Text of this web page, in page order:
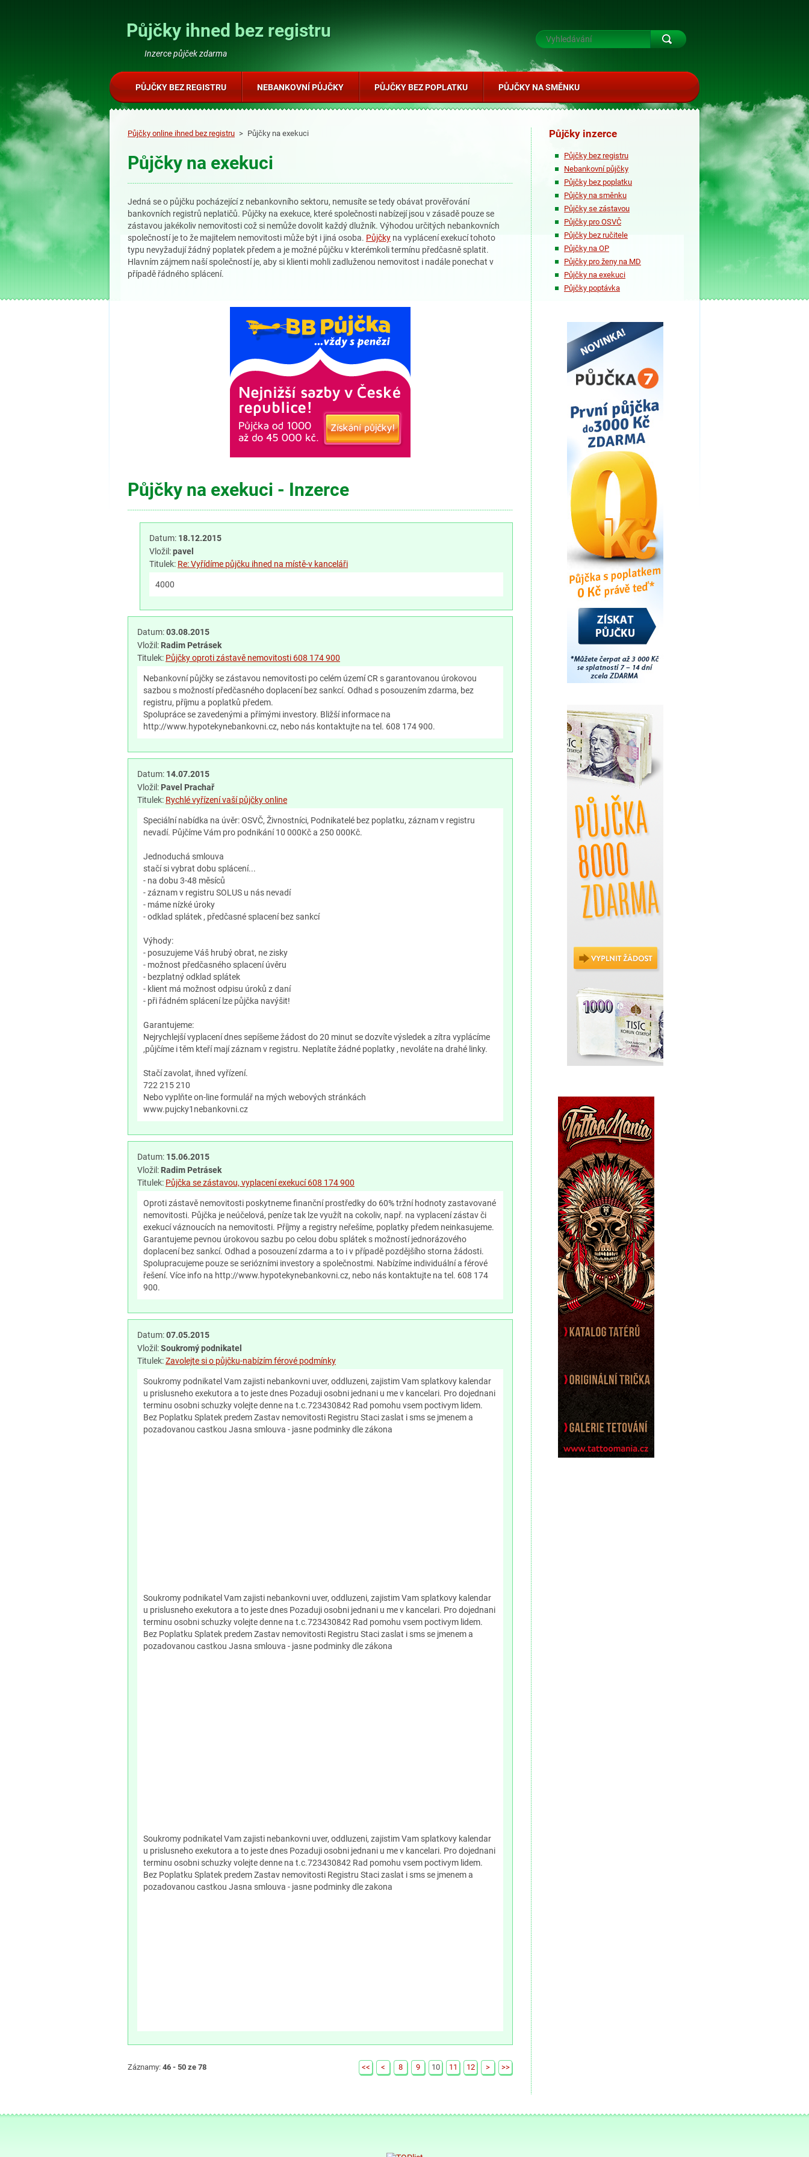
Půjčky ihned bez registru
Inzerce půjček zdarma
Půjčky online ihned bez registru > Půjčky na exekuci
Půjčky na exekuci
Jedná se o půjčku pocházející z nebankovního sektoru, nemusíte se tedy obávat prověřování
bankovních registrů neplatičů. Půjčky na exekuce, které společnosti nabízejí jsou v zásadě pouze se
zástavou jakékoliv nemovitosti což si nemůže dovolit každý dlužník. Výhodou určitých nebankovních
společností je to že majitelem nemovitosti může být i jiná osoba. Půjčky na vyplácení exekucí tohoto
typu nevyžadují žádný poplatek předem a je možné půjčku v kterémkoli termínu předčasně splatit.
Hlavním zájmem naší společností je, aby si klienti mohli zadluženou nemovitost i nadále ponechat v
případě řádného splácení.
Půjčky na exekuci - Inzerce
Datum: 18.12.2015
Vložil:pavel
Titulek: Re: Vyřídíme půjčku ihned na místě-v kanceláři
4000
Datum:03.08.2015
Vložil: Radim Petrásek
Titulek: Půjčky oproti zástavě nemovitosti 608 174 900
Nebankovní půjčky se zástavou nemovitosti po celém území CR s garantovanou úrokovou
sazbou s možností předčasného doplacení bez sankcí. Odhad s posouzením zdarma, bez
registru, příjmu a poplatků předem.
Spolupráce se zavedenými a přímými investory. Bližší informace na
http://www.hypotekynebankovni.cz, nebo nás kontaktujte na tel. 608 174 900.
Datum: 14.07.2015
Vložil: Pavel Prachař
Titulek: Rychlé vyřízení vaší půjčky online
Speciální nabídka na úvěr: OSVČ, Živnostníci, Podnikatelé bez poplatku, záznam v registru
nevadí. Půjčíme Vám pro podnikání 10 000Kč a 250 000Kč.
Jednoduchá smlouva
stačí si vybrat dobu splácení...
- na dobu 3-48 měsíců
- záznam v registru SOLUS u nás nevadí
- máme nízké úroky
- odklad splátek , předčasné splacení bez sankcí
Výhody:
- posuzujeme Váš hrubý obrat, ne zisky
- možnost předčasného splacení úvěru
- bezplatný odklad splátek
- klient má možnost odpisu úroků z daní
- při řádném splácení lze půjčka navýšit!
Garantujeme:
Nejrychlejší vyplacení dnes sepíšeme žádost do 20 minut se dozvíte výsledek a zítra vyplácíme
,půjčíme i těm kteří mají záznam v registru. Neplatíte žádné poplatky , nevoláte na drahé linky.
Stačí zavolat, ihned vyřízení.
722 215 210
Nebo vyplňte on-line formulář na mých webových stránkách
www.pujcky1nebankovni.cz
Datum: 15.06.2015
Vložil: Radim Petrásek
Titulek: Půjčka se zástavou, vyplacení exekucí 608 174 900
Oproti zástavě nemovitosti poskytneme finanční prostředky do 60% tržní hodnoty zastavované
nemovitosti. Půjčka je neúčelová, peníze tak lze využít na cokoliv, např. na vyplacení zástav či
exekucí váznoucích na nemovitosti. Příjmy a registry neřešíme, poplatky předem neinkasujeme.
Garantujeme pevnou úrokovou sazbu po celou dobu splátek s možností jednorázového
doplacení bez sankcí. Odhad a posouzení zdarma a to i v případě pozdějšího storna žádosti.
Spolupracujeme pouze se seriózními investory a společnostmi. Nabízíme individuální a férové
řešení. Více info na http://www.hypotekynebankovni.cz, nebo nás kontaktujte na tel. 608 174
900.
Datum:07.05.2015
Vložil:Soukromý podnikatel
Titulek:Zavolejte si o půjčku-nabízím férové podmínky
Soukromy podnikatel Vam zajisti nebankovni uver, oddluzeni, zajistim Vam splatkovy kalendar
u prislusneho exekutora a to jeste dnes Pozaduji osobni jednani u me v kancelari. Pro dojednani
terminu osobni schuzky volejte denne na t.c.723430842 Rad pomohu vsem poctivym lidem.
Bez Poplatku Splatek predem Zastav nemovitosti Registru Staci zaslat i sms se jmenem a
pozadovanou castkou Jasna smlouva - jasne podminky dle zákona
Soukromy podnikatel Vam zajisti nebankovni uver, oddluzeni, zajistim Vam splatkovy kalendar
u prislusneho exekutora a to jeste dnes Pozaduji osobni jednani u me v kancelari. Pro dojednani
terminu osobni schuzky volejte denne na t.c.723430842 Rad pomohu vsem poctivym lidem.
Bez Poplatku Splatek predem Zastav nemovitosti Registru Staci zaslat i sms se jmenem a
pozadovanou castkou Jasna smlouva - jasne podminky dle zákona
Soukromy podnikatel Vam zajisti nebankovni uver, oddluzeni, zajistim Vam splatkovy kalendar
u prislusneho exekutora a to jeste dnes Pozaduji osobni jednani u me v kancelari. Pro dojednani
terminu osobni schuzky volejte denne na t.c.723430842 Rad pomohu vsem poctivym lidem.
Bez Poplatku Splatek predem Zastav nemovitosti Registru Staci zaslat i sms se jmenem a
pozadovanou castkou Jasna smlouva - jasne podminky dle zakona
Záznamy: 46 - 50 ze 78 << < 8 9 10 11 12 > >>
Půjčky inzerce
Půjčky bez registru
Nebankovní půjčky
Půjčky bez poplatku
Půjčky na směnku
Půjčky se zástavou
Půjčky pro OSVČ
Půjčky bez ručitele
Půjčky na OP
Půjčky pro ženy na MD
Půjčky na exekuci
Půjčky poptávka
PŮJČKY BEZ REGISTRU NEBANKOVNÍ PŮJČKY PŮJČKY BEZ POPLATKU PŮJČKY NA SMĚNKU